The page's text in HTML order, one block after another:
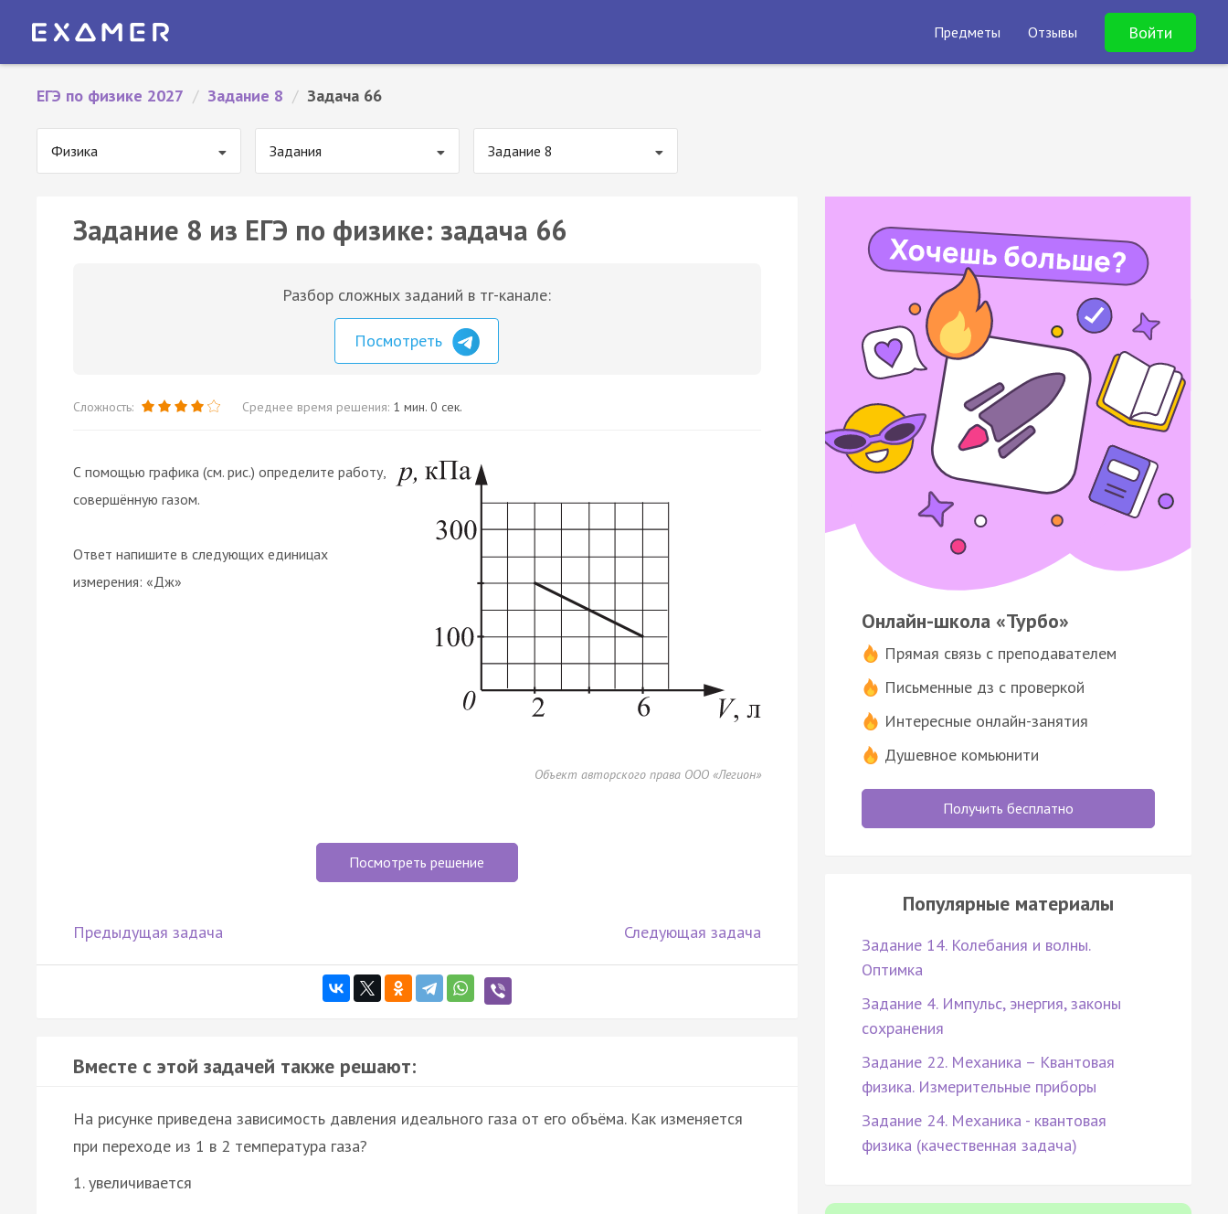
Предметы Отзывы Войти
ЕГЭ по физике 2027 / Задание 8 / Задача 66
Физика Задания Задание 8
Задание 8 из ЕГЭ по физике: задача 66
Разбор сложных заданий в тг-канале:
Посмотреть
Сложность: Среднее время решения: 1 мин. 0 сек.
С помощью графика (см. рис.) определите работу,
совершённую газом.
Ответ напишите в следующих единицах
измерения: «Дж»
Объект авторского права ООО «Легион»
Посмотреть решение
Предыдущая задача Следующая задача
Вместе с этой задачей также решают:
На рисунке приведена зависимость давления идеального газа от его объёма. Как изменяется
при переходе из 1 в 2 температура газа?
1. увеличивается
Онлайн-школа «Турбо»
Прямая связь с преподавателем
Письменные дз с проверкой
Интересные онлайн-занятия
Душевное комьюнити
Получить бесплатно
Популярные материалы
Задание 14. Колебания и волны.
Оптимка
Задание 4. Импульс, энергия, законы
сохранения
Задание 22. Механика – Квантовая
физика. Измерительные приборы
Задание 24. Механика - квантовая
физика (качественная задача)